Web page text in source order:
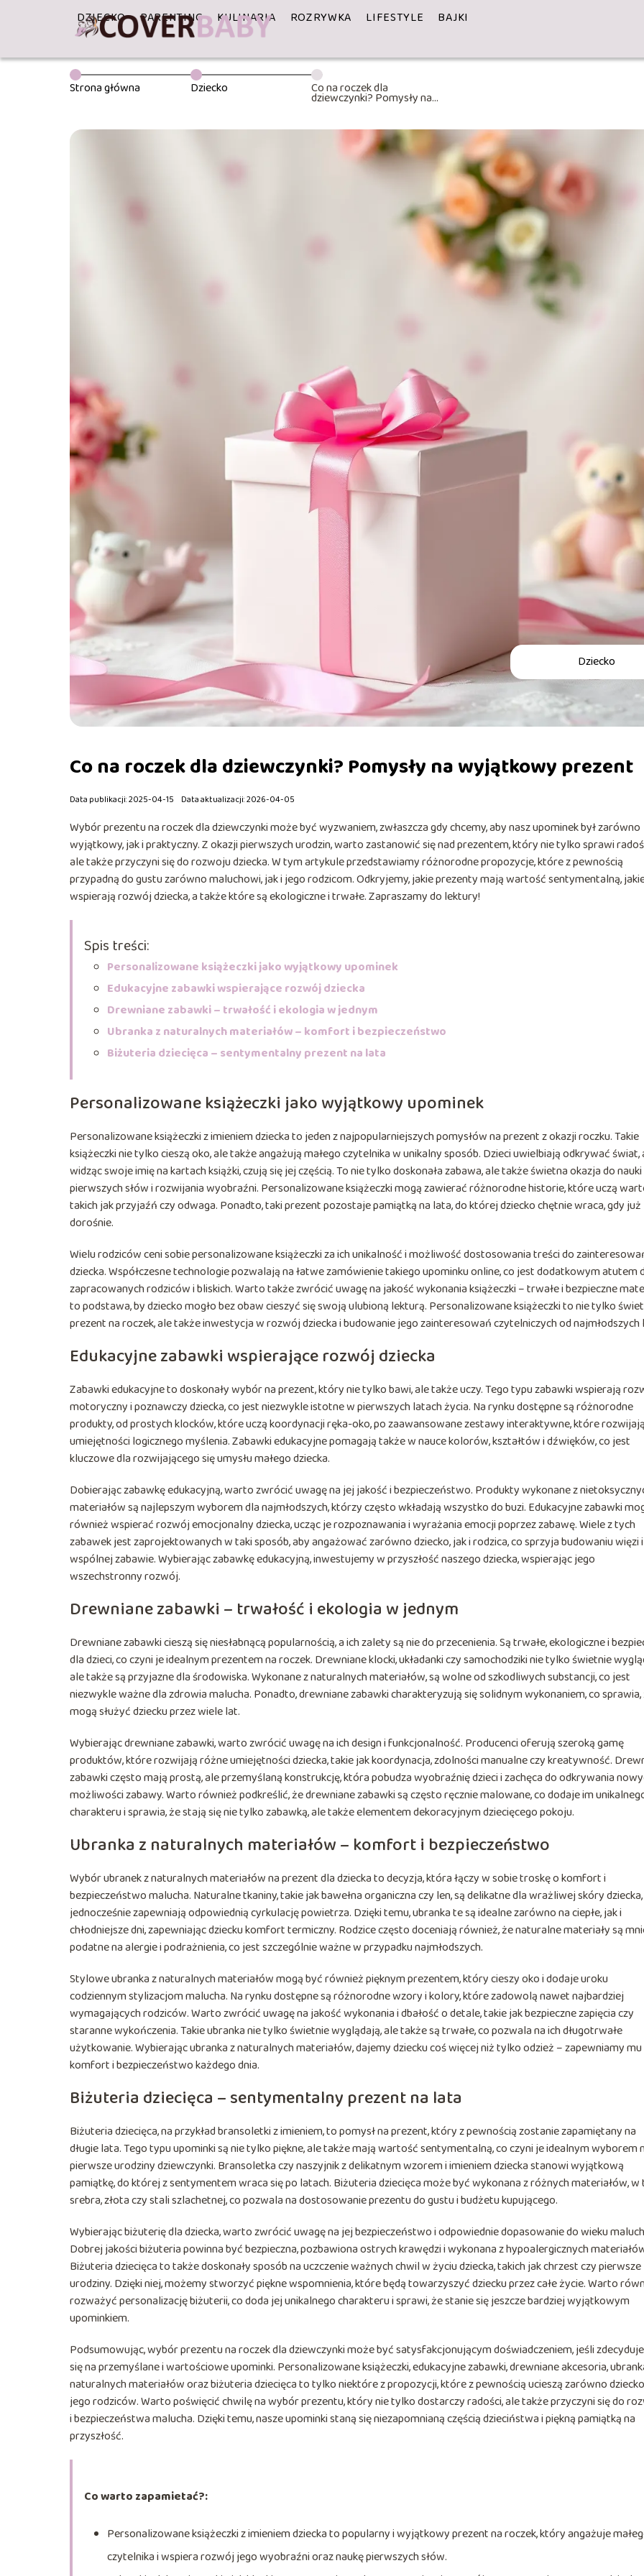
DZIECKO PARENTING KULINARIA ROZRYWKA LIFESTYLE BAJKI
Strona główna Dziecko Co na roczek dla
dziewczynki? Pomysły na
wyjątkowy prezent
Dziecko
Co na roczek dla dziewczynki? Pomysły na wyjątkowy prezent
Data publikacji: 2025-04-15 Data aktualizacji: 2026-04-05
Wybór prezentu na roczek dla dziewczynki może być wyzwaniem, zwłaszcza gdy chcemy, aby nasz upominek był zarówno
wyjątkowy, jak i praktyczny. Z okazji pierwszych urodzin, warto zastanowić się nad prezentem, który nie tylko sprawi
ale także przyczyni się do rozwoju dziecka. W tym artykule przedstawiamy różnorodne propozycje, które z pewnością
przypadną do gustu zarówno maluchowi, jak i jego rodzicom. Odkryjemy, jakie prezenty mają wartość sentymentalną,
wspierają rozwój dziecka, a także które są ekologiczne i trwałe. Zapraszamy do lektury!
Spis treści:
Personalizowane książeczki jako wyjątkowy upominek
Edukacyjne zabawki wspierające rozwój dziecka
Drewniane zabawki – trwałość i ekologia w jednym
Ubranka z naturalnych materiałów – komfort i bezpieczeństwo
Biżuteria dziecięca – sentymentalny prezent na lata
Personalizowane książeczki jako wyjątkowy upominek
Personalizowane książeczki z imieniem dziecka to jeden z najpopularniejszych pomysłów na prezent z okazji roczku. Takie
książeczki nie tylko cieszą oko, ale także angażują małego czytelnika w unikalny sposób. Dzieci uwielbiają odkrywać świat,
widząc swoje imię na kartach książki, czują się jej częścią. To nie tylko doskonała zabawa, ale także świetna okazja do nauki
pierwszych słów i rozwijania wyobraźni. Personalizowane książeczki mogą zawierać różnorodne historie, które uczą
takich jak przyjaźń czy odwaga. Ponadto, taki prezent pozostaje pamiątką na lata, do której dziecko chętnie wraca, gdy już
dorośnie.
Wielu rodziców ceni sobie personalizowane książeczki za ich unikalność i możliwość dostosowania treści do
dziecka. Współczesne technologie pozwalają na łatwe zamówienie takiego upominku online, co jest dodatkowym atutem
zapracowanych rodziców i bliskich. Warto także zwrócić uwagę na jakość wykonania książeczki – trwałe i bezpieczne
to podstawa, by dziecko mogło bez obaw cieszyć się swoją ulubioną lekturą. Personalizowane książeczki to nie tylko
prezent na roczek, ale także inwestycja w rozwój dziecka i budowanie jego zainteresowań czytelniczych od najmłodszych
Edukacyjne zabawki wspierające rozwój dziecka
Zabawki edukacyjne to doskonały wybór na prezent, który nie tylko bawi, ale także uczy. Tego typu zabawki wspierają
motoryczny i poznawczy dziecka, co jest niezwykle istotne w pierwszych latach życia. Na rynku dostępne są różnorodne
produkty, od prostych klocków, które uczą koordynacji ręka-oko, po zaawansowane zestawy interaktywne, które
umiejętności logicznego myślenia. Zabawki edukacyjne pomagają także w nauce kolorów, kształtów i dźwięków, co jest
kluczowe dla rozwijającego się umysłu małego dziecka.
Dobierając zabawkę edukacyjną, warto zwrócić uwagę na jej jakość i bezpieczeństwo. Produkty wykonane z
materiałów są najlepszym wyborem dla najmłodszych, którzy często wkładają wszystko do buzi. Edukacyjne zabawki
również wspierać rozwój emocjonalny dziecka, ucząc je rozpoznawania i wyrażania emocji poprzez zabawę. Wiele z tych
zabawek jest zaprojektowanych w taki sposób, aby angażować zarówno dziecko, jak i rodzica, co sprzyja budowaniu więzi i
wspólnej zabawie. Wybierając zabawkę edukacyjną, inwestujemy w przyszłość naszego dziecka, wspierając jego
wszechstronny rozwój.
Drewniane zabawki – trwałość i ekologia w jednym
Drewniane zabawki cieszą się niesłabnącą popularnością, a ich zalety są nie do przecenienia. Są trwałe, ekologiczne i
dla dzieci, co czyni je idealnym prezentem na roczek. Drewniane klocki, układanki czy samochodziki nie tylko świetnie
ale także są przyjazne dla środowiska. Wykonane z naturalnych materiałów, są wolne od szkodliwych substancji, co jest
niezwykle ważne dla zdrowia malucha. Ponadto, drewniane zabawki charakteryzują się solidnym wykonaniem, co sprawia,
mogą służyć dziecku przez wiele lat.
Wybierając drewniane zabawki, warto zwrócić uwagę na ich design i funkcjonalność. Producenci oferują szeroką gamę
produktów, które rozwijają różne umiejętności dziecka, takie jak koordynacja, zdolności manualne czy kreatywność.
zabawki często mają prostą, ale przemyślaną konstrukcję, która pobudza wyobraźnię dzieci i zachęca do odkrywania
możliwości zabawy. Warto również podkreślić, że drewniane zabawki są często ręcznie malowane, co dodaje im
charakteru i sprawia, że stają się nie tylko zabawką, ale także elementem dekoracyjnym dziecięcego pokoju.
Ubranka z naturalnych materiałów – komfort i bezpieczeństwo
Wybór ubranek z naturalnych materiałów na prezent dla dziecka to decyzja, która łączy w sobie troskę o komfort i
bezpieczeństwo malucha. Naturalne tkaniny, takie jak bawełna organiczna czy len, są delikatne dla wrażliwej skóry
jednocześnie zapewniają odpowiednią cyrkulację powietrza. Dzięki temu, ubranka te są idealne zarówno na ciepłe, jak i
chłodniejsze dni, zapewniając dziecku komfort termiczny. Rodzice często doceniają również, że naturalne materiały są
podatne na alergie i podrażnienia, co jest szczególnie ważne w przypadku najmłodszych.
Stylowe ubranka z naturalnych materiałów mogą być również pięknym prezentem, który cieszy oko i dodaje uroku
codziennym stylizacjom malucha. Na rynku dostępne są różnorodne wzory i kolory, które zadowolą nawet najbardziej
wymagających rodziców. Warto zwrócić uwagę na jakość wykonania i dbałość o detale, takie jak bezpieczne zapięcia czy
staranne wykończenia. Takie ubranka nie tylko świetnie wyglądają, ale także są trwałe, co pozwala na ich długotrwałe
użytkowanie. Wybierając ubranka z naturalnych materiałów, dajemy dziecku coś więcej niż tylko odzież – zapewniamy mu
komfort i bezpieczeństwo każdego dnia.
Biżuteria dziecięca – sentymentalny prezent na lata
Biżuteria dziecięca, na przykład bransoletki z imieniem, to pomysł na prezent, który z pewnością zostanie zapamiętany na
długie lata. Tego typu upominki są nie tylko piękne, ale także mają wartość sentymentalną, co czyni je idealnym wyborem
pierwsze urodziny dziewczynki. Bransoletka czy naszyjnik z delikatnym wzorem i imieniem dziecka stanowi wyjątkową
pamiątkę, do której z sentymentem wraca się po latach. Biżuteria dziecięca może być wykonana z różnych materiałów,
srebra, złota czy stali szlachetnej, co pozwala na dostosowanie prezentu do gustu i budżetu kupującego.
Wybierając biżuterię dla dziecka, warto zwrócić uwagę na jej bezpieczeństwo i odpowiednie dopasowanie do wieku
Dobrej jakości biżuteria powinna być bezpieczna, pozbawiona ostrych krawędzi i wykonana z hypoalergicznych
Biżuteria dziecięca to także doskonały sposób na uczczenie ważnych chwil w życiu dziecka, takich jak chrzest czy pierwsze
urodziny. Dzięki niej, możemy stworzyć piękne wspomnienia, które będą towarzyszyć dziecku przez całe życie. Warto
rozważyć personalizację biżuterii, co doda jej unikalnego charakteru i sprawi, że stanie się jeszcze bardziej wyjątkowym
upominkiem.
Podsumowując, wybór prezentu na roczek dla dziewczynki może być satysfakcjonującym doświadczeniem, jeśli
się na przemyślane i wartościowe upominki. Personalizowane książeczki, edukacyjne zabawki, drewniane akcesoria,
naturalnych materiałów oraz biżuteria dziecięca to tylko niektóre z propozycji, które z pewnością ucieszą zarówno
jego rodziców. Warto poświęcić chwilę na wybór prezentu, który nie tylko dostarczy radości, ale także przyczyni się do
i bezpieczeństwa malucha. Dzięki temu, nasze upominki staną się niezapomnianą częścią dzieciństwa i piękną pamiątką na
przyszłość.
Co warto zapamietać?:
Personalizowane książeczki z imieniem dziecka to popularny i wyjątkowy prezent na roczek, który angażuje
czytelnika i wspiera rozwój jego wyobraźni oraz naukę pierwszych słów.